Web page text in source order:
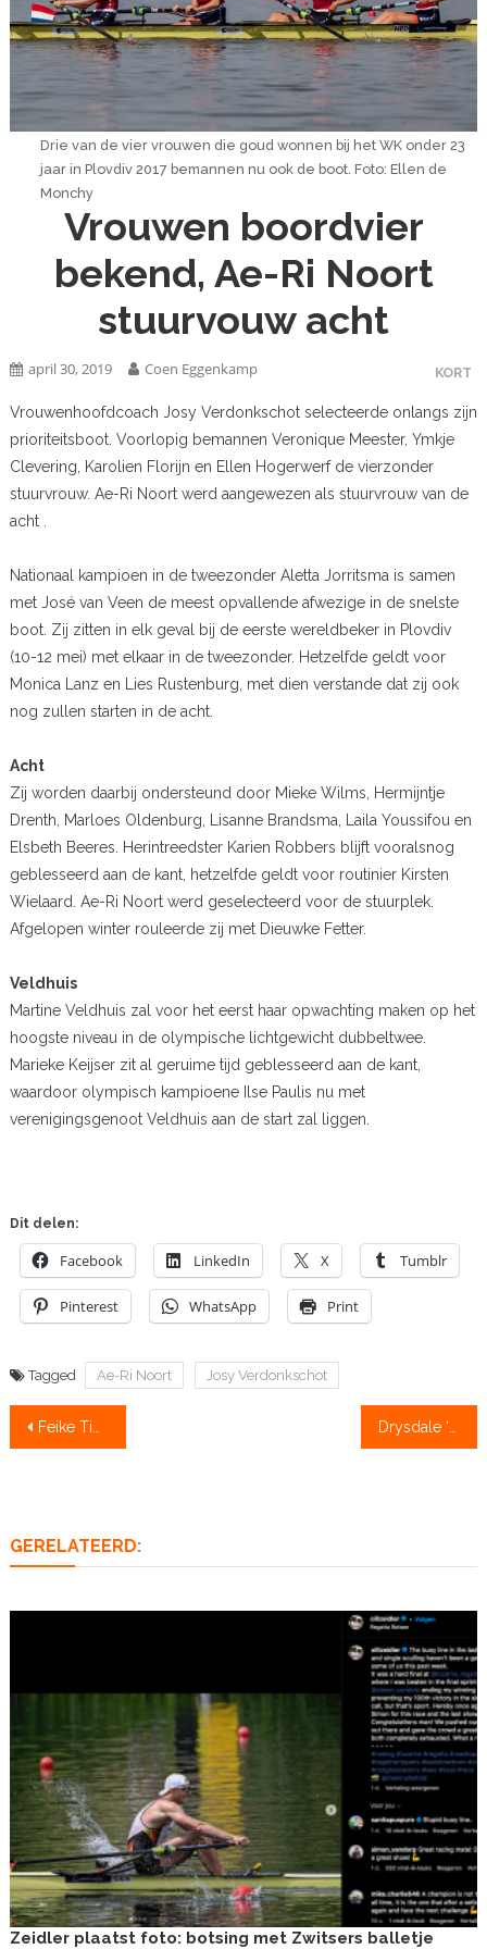
Drie van de vier vrouwen die goud wonnen bij het WK onder 23
jaar in Plovdiv 2017 bemannen nu ook de boot. Foto: Ellen de
Monchy
Vrouwen boordvier
bekend, Ae-Ri Noort
stuurvouw acht
KORT
april 30, 2019 Coen Eggenkamp
Vrouwenhoofdcoach Josy Verdonkschot selecteerde onlangs zijn
prioriteitsboot. Voorlopig bemannen Veronique Meester, Ymkje
Clevering, Karolien Florijn en Ellen Hogerwerf de vierzonder
stuurvrouw. Ae-Ri Noort werd aangewezen als stuurvrouw van de
acht .
Nationaal kampioen in de tweezonder Aletta Jorritsma is samen
met José van Veen de meest opvallende afwezige in de snelste
boot. Zij zitten in elk geval bij de eerste wereldbeker in Plovdiv
(10-12 mei) met elkaar in de tweezonder. Hetzelfde geldt voor
Monica Lanz en Lies Rustenburg, met dien verstande dat zij ook
nog zullen starten in de acht.
Acht
Zij worden daarbij ondersteund door Mieke Wilms, Hermijntje
Drenth, Marloes Oldenburg, Lisanne Brandsma, Laila Youssifou en
Elsbeth Beeres. Herintreedster Karien Robbers blijft vooralsnog
geblesseerd aan de kant, hetzelfde geldt voor routinier Kirsten
Wielaard. Ae-Ri Noort werd geselecteerd voor de stuurplek.
Afgelopen winter rouleerde zij met Dieuwke Fetter.
Veldhuis
Martine Veldhuis zal voor het eerst haar opwachting maken op het
hoogste niveau in de olympische lichtgewicht dubbeltwee.
Marieke Keijser zit al geruime tijd geblesseerd aan de kant,
waardoor olympisch kampioene Ilse Paulis nu met
verenigingsgenoot Veldhuis aan de start zal liggen.
Dit delen:
Facebook LinkedIn X Tumblr
Pinterest WhatsApp Print
Tagged Ae-Ri Noort Josy Verdonkschot
Bericht
Feike Tibben: “Aantal junioren kan flink omhoog”
GERELATEERD:
Zeidler plaatst foto: botsing met Zwitsers balletje